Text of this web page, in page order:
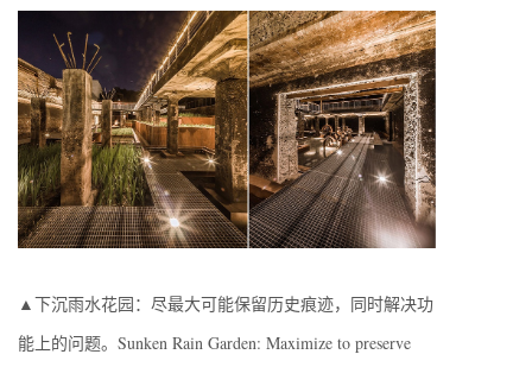
▲下沉雨水花园：尽最大可能保留历史痕迹，同时解决功
能上的问题。Sunken Rain Garden: Maximize to preserve